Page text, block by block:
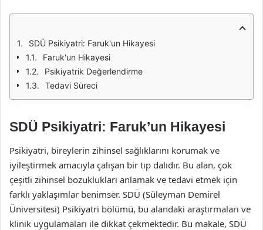
SDÜ Psikiyatri: Faruk'un Hikayesi
Faruk'un Hikayesi
Psikiyatrik Değerlendirme
Tedavi Süreci
SDÜ Psikiyatri: Faruk’un Hikayesi
Psikiyatri, bireylerin zihinsel sağlıklarını korumak ve
iyileştirmek amacıyla çalışan bir tıp dalıdır. Bu alan, çok
çeşitli zihinsel bozuklukları anlamak ve tedavi etmek için
farklı yaklaşımlar benimser. SDÜ (Süleyman Demirel
Üniversitesi) Psikiyatri bölümü, bu alandaki araştırmaları ve
klinik uygulamaları ile dikkat çekmektedir. Bu makale, SDÜ